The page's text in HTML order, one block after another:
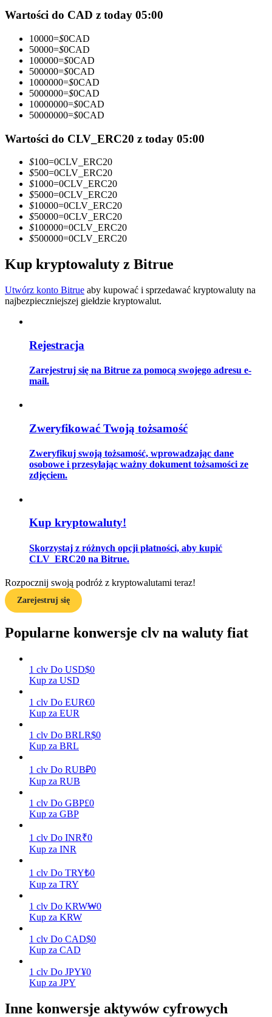
Ciesz się podziałem zysków i prowizjami z kopiowania
transakcji
Informacja
Przewodnik
Przewodnik dla początkujących dotyczący kontraktów futures
Strategie handlowe
Dowiedz się, jak zachować rentowność
Zarabiać
Mocna Świnka
Stawianie
Wysokie zyski i natychmiastowy dostęp
Wartości do CAD z today 05:00
10000=$0CAD
50000=$0CAD
100000=$0CAD
500000=$0CAD
1000000=$0CAD
5000000=$0CAD
10000000=$0CAD
50000000=$0CAD
Wartości do CLV_ERC20 z today 05:00
$100=0CLV_ERC20
$500=0CLV_ERC20
$1000=0CLV_ERC20
$5000=0CLV_ERC20
$10000=0CLV_ERC20
$50000=0CLV_ERC20
$100000=0CLV_ERC20
$500000=0CLV_ERC20
Kup kryptowaluty z Bitrue
Utwórz konto Bitrue aby kupować i sprzedawać kryptowaluty na
najbezpieczniejszej giełdzie kryptowalut.
Rejestracja
Zarejestruj się na Bitrue za pomocą swojego adresu e-
mail.
Zweryfikować Twoją tożsamość
Zweryfikuj swoją tożsamość, wprowadzając dane
osobowe i przesyłając ważny dokument tożsamości ze
zdjęciem.
Kup kryptowaluty!
Skorzystaj z różnych opcji płatności, aby kupić
CLV_ERC20 na Bitrue.
Rozpocznij swoją podróż z kryptowalutami teraz!
Zarejestruj się
Popularne konwersje clv na waluty fiat
1 clv Do USD$0
Kup za USD
1 clv Do EUR€0
Kup za EUR
1 clv Do BRLR$0
Kup za BRL
1 clv Do RUB₽0
Kup za RUB
1 clv Do GBP£0
Kup za GBP
1 clv Do INR₹0
Kup za INR
1 clv Do TRY₺0
Kup za TRY
1 clv Do KRW₩0
Kup za KRW
1 clv Do CAD$0
Kup za CAD
1 clv Do JPY¥0
Kup za JPY
Inne konwersje aktywów cyfrowych